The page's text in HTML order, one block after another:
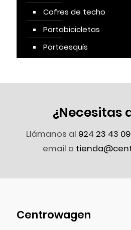
Cofres de techo
Portabicicletas
Portaesquís
¿Necesitas
Llámanos al 924 23 43 09
email a
Centrowagen